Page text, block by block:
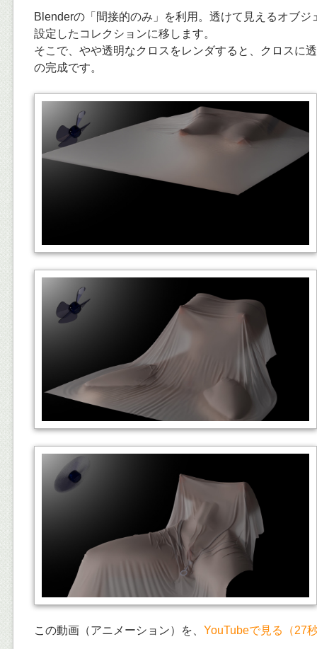
Blenderの「間接的のみ」を利用。透けて見えるオブジ
設定したコレクションに移します。
そこで、やや透明なクロスをレンダすると、クロスに
の完成です。
この動画（アニメーション）を、 YouTubeで見る（27